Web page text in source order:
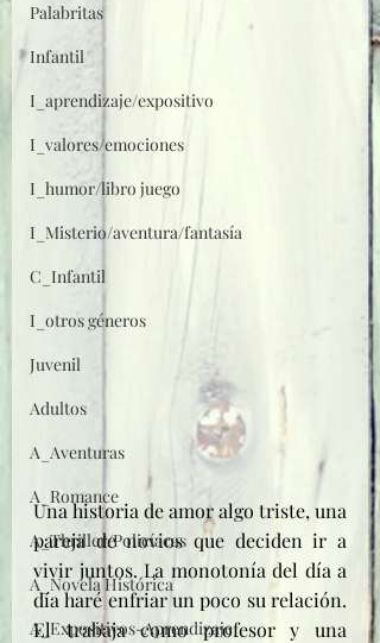
Palabritas
Infantil
I_aprendizaje/expositivo
I_valores/emociones
I_humor/libro juego
I_Misterio/aventura/fantasía
C_Infantil
I_otros géneros
Juvenil
Adultos
A_Aventuras
A_Romance
A_Thriller/Policíacas
A_Novela Histórica
A_Expositivos-Aprendizaje
Una historia de amor algo triste, una
pareja de novios que deciden ir a
vivir juntos. La monotonía del día a
día haré enfriar un poco su relación.
El trabaja como profesor y una